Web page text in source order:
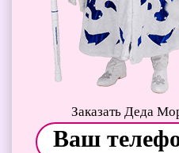
Заказать Деда